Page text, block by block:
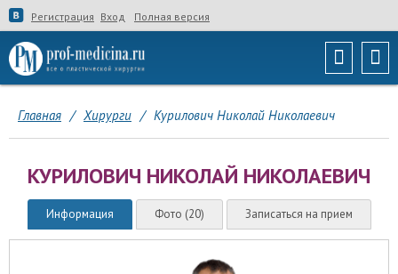
Регистрация Вход Полная версия
Главная / Хирурги / Курилович Николай Николаевич
КУРИЛОВИЧ НИКОЛАЙ НИКОЛАЕВИЧ
Информация Фото (20) Записаться на прием